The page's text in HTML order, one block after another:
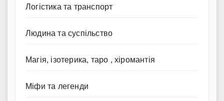
Логістика та транспорт
Людина та суспільство
Магія, ізотерика, таро , хіромантія
Міфи та легенди